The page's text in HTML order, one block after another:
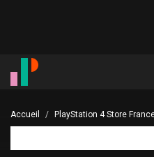
Accueil PlayStation 4 Store